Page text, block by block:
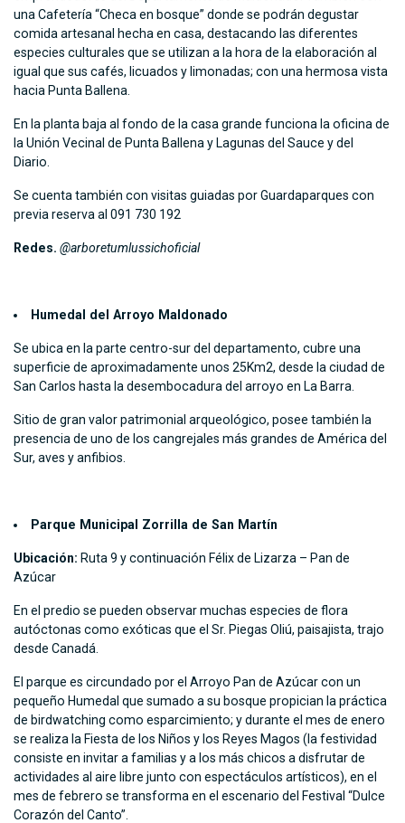
una Cafetería “Checa en bosque” donde se podrán degustar
comida artesanal hecha en casa, destacando las diferentes
especies culturales que se utilizan a la hora de la elaboración al
igual que sus cafés, licuados y limonadas; con una hermosa vista
hacia Punta Ballena.
En la planta baja al fondo de la casa grande funciona la oficina de
la Unión Vecinal de Punta Ballena y Lagunas del Sauce y del
Diario.
Se cuenta también con visitas guiadas por Guardaparques con
previa reserva al 091 730 192
Redes. @arboretumlussichoficial
Humedal del Arroyo Maldonado
Se ubica en la parte centro-sur del departamento, cubre una
superficie de aproximadamente unos 25Km2, desde la ciudad de
San Carlos hasta la desembocadura del arroyo en La Barra.
Sitio de gran valor patrimonial arqueológico, posee también la
presencia de uno de los cangrejales más grandes de América del
Sur, aves y anfibios.
Parque Municipal Zorrilla de San Martín
Ubicación: Ruta 9 y continuación Félix de Lizarza – Pan de
Azúcar
En el predio se pueden observar muchas especies de flora
autóctonas como exóticas que el Sr. Piegas Oliú, paisajista, trajo
desde Canadá.
El parque es circundado por el Arroyo Pan de Azúcar con un
pequeño Humedal que sumado a su bosque propician la práctica
de birdwatching como esparcimiento; y durante el mes de enero
se realiza la Fiesta de los Niños y los Reyes Magos (la festividad
consiste en invitar a familias y a los más chicos a disfrutar de
actividades al aire libre junto con espectáculos artísticos), en el
mes de febrero se transforma en el escenario del Festival “Dulce
Corazón del Canto”.